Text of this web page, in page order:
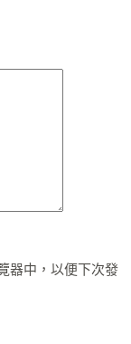
器中，以便下次發